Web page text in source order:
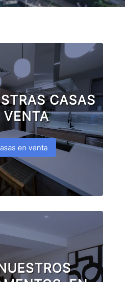
CASAS
VENTA
en venta